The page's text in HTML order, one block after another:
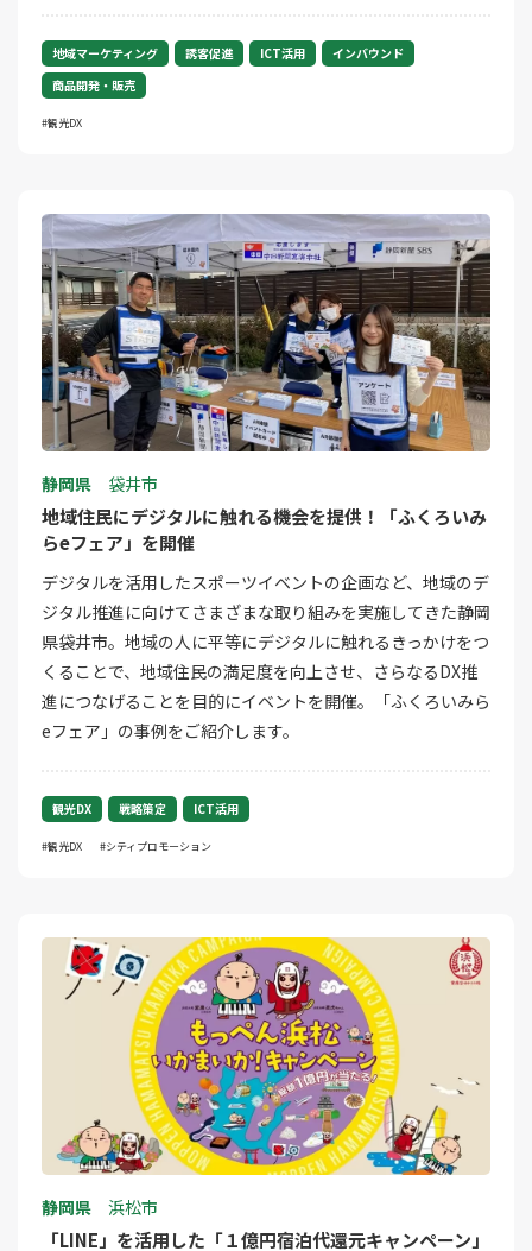
地域マーケティング 誘客促進 ICT活用
インバウンド
商品開発・販売
観光DX
静岡県 袋井市
地域住民にデジタルに触れる機会を提供！「ふくろいみ
らeフェア」を開催
デジタルを活用したスポーツイベントの企画など、地域のデ
ジタル推進に向けてさまざまな取り組みを実施してきた静岡
県袋井市。地域の人に平等にデジタルに触れるきっかけをつ
くることで、地域住民の満足度を向上させ、さらなるDX推
進につなげることを目的にイベントを開催。「ふくろいみら
eフェア」の事例をご紹介します。
観光DX 戦略策定 ICT活用
観光DX シティプロモーション
静岡県 浜松市
「LINE」を活用した「１億円宿泊代還元キャンペーン」